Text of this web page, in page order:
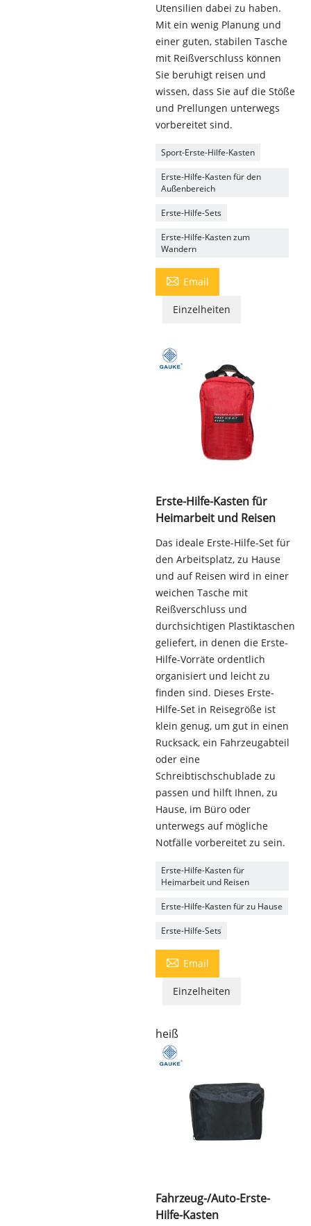
Utensilien dabei zu haben.
Mit ein wenig Planung und
einer guten, stabilen Tasche
mit Reißverschluss können
Sie beruhigt reisen und
wissen, dass Sie auf die Stöße
und Prellungen unterwegs
vorbereitet sind.
Sport-Erste-Hilfe-Kasten
Erste-Hilfe-Kasten für den
Außenbereich
Erste-Hilfe-Sets
Erste-Hilfe-Kasten zum
Wandern
 Email
Einzelheiten
Erste-Hilfe-Kasten für
Heimarbeit und Reisen
Das ideale Erste-Hilfe-Set für
den Arbeitsplatz, zu Hause
und auf Reisen wird in einer
weichen Tasche mit
Reißverschluss und
durchsichtigen Plastiktaschen
geliefert, in denen die Erste-
Hilfe-Vorräte ordentlich
organisiert und leicht zu
finden sind. Dieses Erste-
Hilfe-Set in Reisegröße ist
klein genug, um gut in einen
Rucksack, ein Fahrzeugabteil
oder eine
Schreibtischschublade zu
passen und hilft Ihnen, zu
Hause, im Büro oder
unterwegs auf mögliche
Notfälle vorbereitet zu sein.
Erste-Hilfe-Kasten für
Heimarbeit und Reisen
Erste-Hilfe-Kasten für zu Hause
Erste-Hilfe-Sets
 Email
Einzelheiten
heiß
Fahrzeug-/Auto-Erste-
Hilfe-Kasten